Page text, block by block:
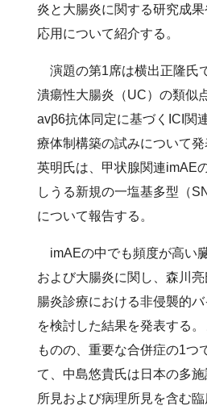
炎と大腸炎に関する研究成
応用について紹介する。
演題の第1席は横出正隆氏
潰瘍性大腸炎（UC）の類似
avβ6抗体同定に基づくICI関
療体制構築の試みについて
英明氏は、甲状腺関連imAE
しうる新規の一塩基多型（
について報告する。
imAEの中でも頻度が高い
および大腸炎に関し、森川
腸炎診療における非侵襲的
を検討した結果を発表する
ものの、重要な合併症の1つ
て、中島悠貴氏は日本の多
所見および病理所見を含む臨